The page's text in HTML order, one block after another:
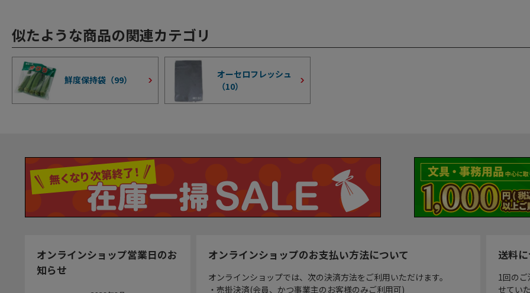
似たような商品の関連カテゴリ
鮮度保持袋（99）
オーセロフレッシュ
（10）
オンラインショップ営業日のお
知らせ
オンラインショップのお支払い方法について
オンラインショップでは、次の決済方法をご利用いただけます。
・売掛決済(会員、かつ事業主のお客様のみご利用可)
送料
1回の
せてい